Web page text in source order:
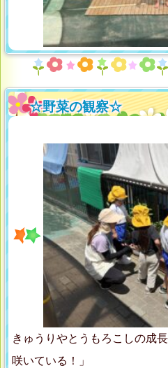
☆野菜の観察☆
きゅうりやとうもろこしの成
咲いている！」